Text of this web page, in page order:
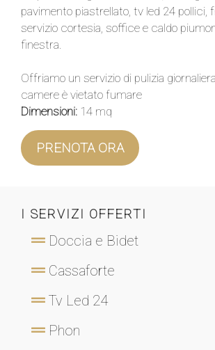
pavimento piastrellato, tv led 24 pollici,
servizio cortesia, soffice e caldo
finestra.
Offriamo un servizio di pulizia
camere è vietato fumare
Dimensioni: 14 mq
PRENOTA ORA
I SERVIZI OFFERTI
Doccia e Bidet
Cassaforte
Tv Led 24
Phon